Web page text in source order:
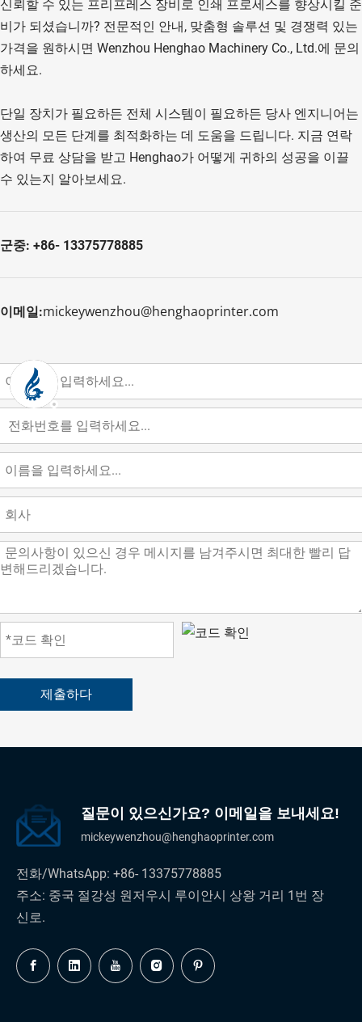
신뢰할 수 있는 프리프레스 장비로 인쇄 프로세스를 향상시킬 준
비가 되셨습니까? 전문적인 안내, 맞춤형 솔루션 및 경쟁력 있는
가격을 원하시면 Wenzhou Henghao Machinery Co., Ltd.에 문의
하세요.
단일 장치가 필요하든 전체 시스템이 필요하든 당사 엔지니어는
생산의 모든 단계를 최적화하는 데 도움을 드립니다. 지금 연락
하여 무료 상담을 받고 Henghao가 어떻게 귀하의 성공을 이끌
수 있는지 알아보세요.
군중: +86- 13375778885
이메일:mickeywenzhou@henghaoprinter.com
제출하다
질문이 있으신가요? 이메일을 보내세요!
mickeywenzhou@henghaoprinter.com
전화/WhatsApp: +86- 13375778885
주소: 중국 절강성 원저우시 루이안시 상왕 거리 1번 장
신로.